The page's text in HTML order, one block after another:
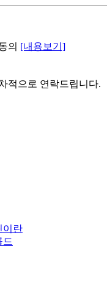
의 [내용보기]
적으로 연락드립니다.
이란
드